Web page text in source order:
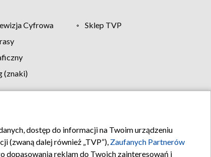
Cyfrowa
Sklep TVP
(znaki)
Kontakt
dostęp do informacji na Twoim urządzeniu
(zwaną dalej również „TVP”), Zaufanych Partnerów
dopasowania reklam do Twoich zainteresowań i